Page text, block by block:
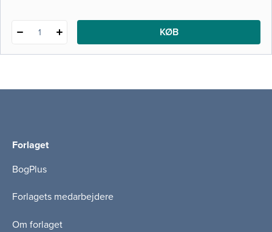
1 KØB
Forlaget
BogPlus
Forlagets medarbejdere
Om forlaget